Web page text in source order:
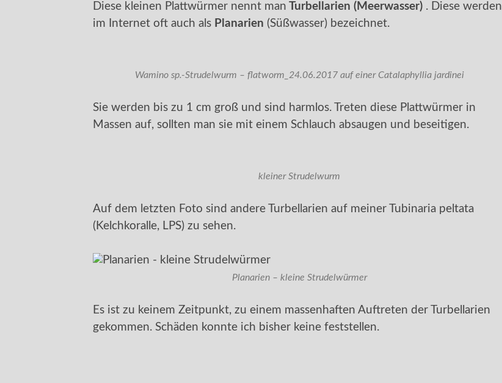
Diese kleinen Plattwürmer nennt man Turbellarien (Meerwasser) . Diese werden
im Internet oft auch als Planarien (Süßwasser) bezeichnet.
Wamino sp.-Strudelwurm – flatworm_24.06.2017 auf einer Catalaphyllia jardinei
Sie werden bis zu 1 cm groß und sind harmlos. Treten diese Plattwürmer in
Massen auf, sollten man sie mit einem Schlauch absaugen und beseitigen.
kleiner Strudelwurm
Auf dem letzten Foto sind andere Turbellarien auf meiner Tubinaria peltata
(Kelchkoralle, LPS) zu sehen.
Planarien – kleine Strudelwürmer
Es ist zu keinem Zeitpunkt, zu einem massenhaften Auftreten der Turbellarien
gekommen. Schäden konnte ich bisher keine feststellen.